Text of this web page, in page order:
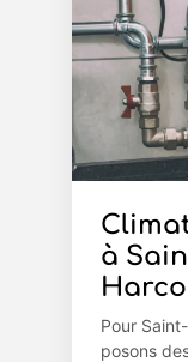
à
Pour
posons